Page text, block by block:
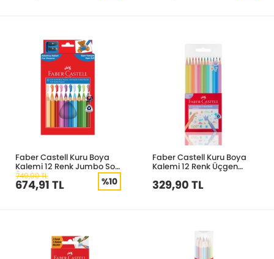
Faber Castell Kuru Boya
Kalemi 12 Renk Jumbo Soft
Üçgen 5171116315
749,90 TL
674,91 TL %10
Faber Castell Kuru Boya
Kalemi 12 Renk Üçgen
Gövde Pastel Renkler
5171116313
329,90 TL